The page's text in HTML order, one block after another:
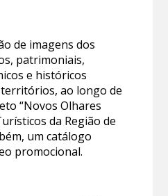
de imagens dos
patrimoniais,
e históricos
ao longo de
“Novos Olhares
da Região de
um catálogo
promocional.